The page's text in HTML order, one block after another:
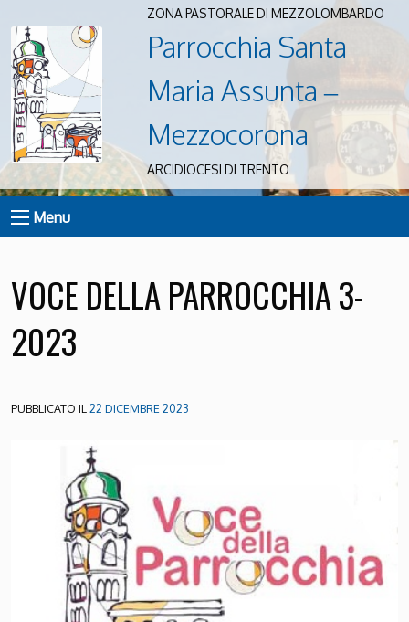
ZONA PASTORALE DI MEZZOLOMBARDO
Parrocchia Santa
Maria Assunta –
Mezzocorona
ARCIDIOCESI DI TRENTO
Menu
VOCE DELLA PARROCCHIA 3-
2023
PUBBLICATO IL22 DICEMBRE 2023